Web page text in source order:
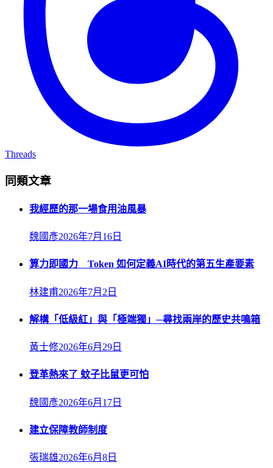
Threads
同類文章
我經歷的那一場食用油風暴
魏國彥2026年7月16日
算力即國力 Token 如何定義AI時代的第五生產要素
林建甫2026年7月2日
解構「低級紅」與「極端獨」─尋找兩岸的歷史共鳴箱
黃士修2026年6月29日
登革熱來了 蚊子比鼠更可怕
魏國彥2026年6月17日
建立保障教師制度
張瑞雄2026年6月8日